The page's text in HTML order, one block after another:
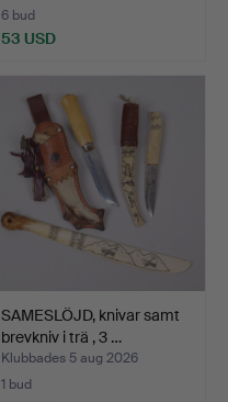
6 bud
53 USD
SAMESLÖJD, knivar samt
brevkniv i trä , 3 …
Klubbades 5 aug 2026
1 bud